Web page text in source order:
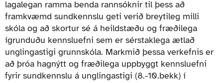
lagalegan ramma benda rannsóknir til þess að
framkvæmd sundkennslu geti verið breytileg milli
skóla og að skortur sé á heildstæðu og fræðilega
ígrunduðu kennsluefni sem er sérstaklega ætlað
unglingastigi grunnskóla. Markmið þessa verkefnis er
að þróa hagnýtt og fræðilega uppbyggt kennsluefni
fyrir sundkennslu á unglingastigi (8.-10.bekk) í